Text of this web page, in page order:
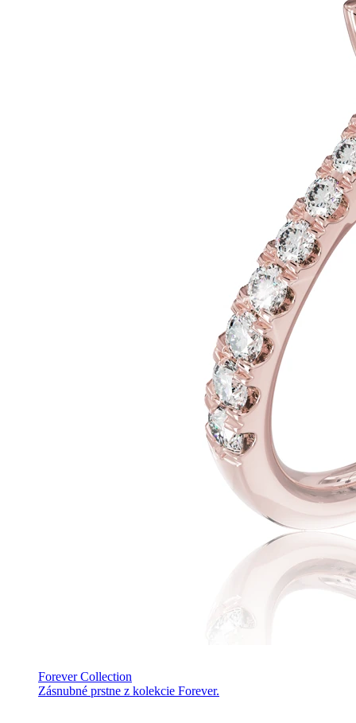
Forever Collection
Zásnubné prstne z kolekcie Forever.